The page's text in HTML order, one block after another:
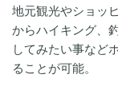
地元観光やショッ
からハイキング、
してみたい事など
ることが可能。